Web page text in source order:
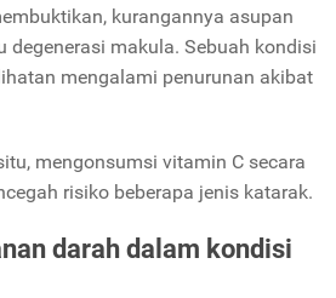
kurangannya asupan
degenerasi makula. Sebuah kondisi
mengalami penurunan akibat
mengonsumsi vitamin C secara
risiko beberapa jenis katarak.
darah dalam kondisi